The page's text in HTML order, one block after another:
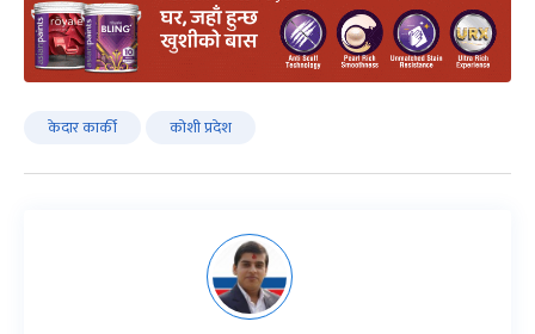
केदार कार्की कोशी प्रदेश